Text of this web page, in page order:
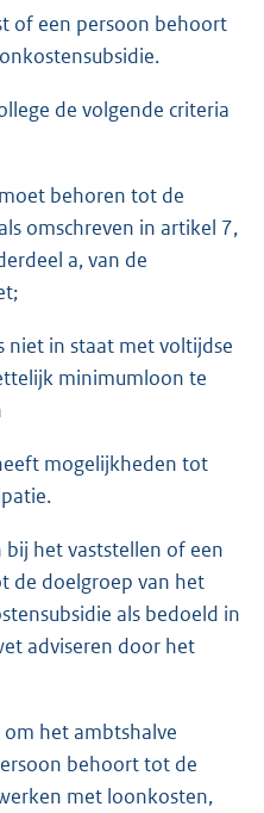
of een persoon behoort
de volgende criteria
behoren tot de
omschreven in artikel 7,
a, van de
niet in staat met voltijdse
minimumloon te
mogelijkheden tot
bij het vaststellen of een
de doelgroep van het
als bedoeld in
adviseren door het
het ambtshalve
behoort tot de
met loonkosten,